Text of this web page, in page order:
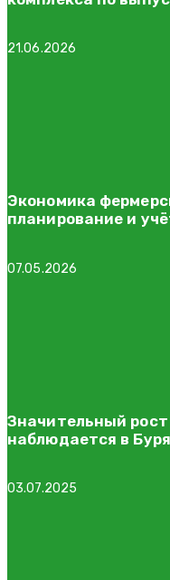
21.06.2026
Экономика
планирование и
07.05.2026
Значительный
наблюдается в
03.07.2025